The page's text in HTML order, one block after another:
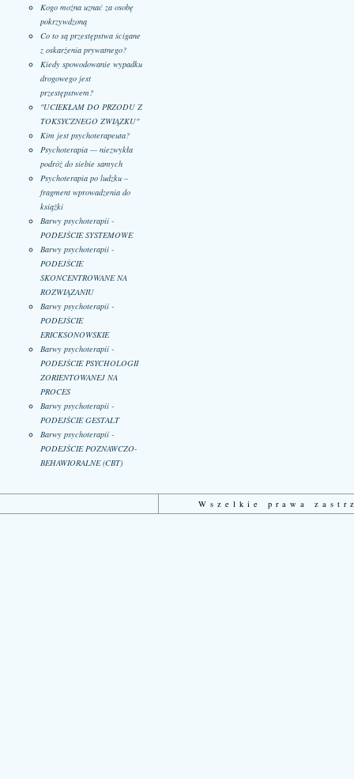
Kogo można uznać za osobę
pokrzywdzoną
Co to są przestępstwa ścigane
z oskarżenia prywatnego?
Kiedy spowodowanie wypadku
drogowego jest
przestępstwem?
"UCIEKŁAM DO PRZODU Z
TOKSYCZNEGO ZWIĄZKU"
Kim jest psychoterapeuta?
Psychoterapia — niezwykła
podróż do siebie samych
Psychoterapia po ludzku –
fragment wprowadzenia do
książki
Barwy psychoterapii -
PODEJŚCIE SYSTEMOWE
Barwy psychoterapii -
PODEJŚCIE
SKONCENTROWANE NA
ROZWIĄZANIU
Barwy psychoterapii -
PODEJŚCIE
ERICKSONOWSKIE
Barwy psychoterapii -
PODEJŚCIE PSYCHOLOGII
ZORIENTOWANEJ NA
PROCES
Barwy psychoterapii -
PODEJŚCIE GESTALT
Barwy psychoterapii -
PODEJŚCIE POZNAWCZO-
BEHAWIORALNE (CBT)
Wszelkie prawa